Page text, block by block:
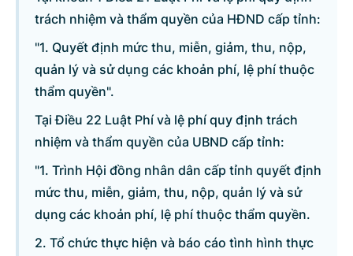
Danh sách câu hỏi
Câu hỏi xem nhiều nhất
trách nhiệm và thẩm quyền của HĐND cấp tỉnh:
"1. Quyết định mức thu, miễn, giảm, thu, nộp,
quản lý và sử dụng các khoản phí, lệ phí thuộc
thẩm quyền".
Tại Điều 22 Luật Phí và lệ phí quy định trách
nhiệm và thẩm quyền của UBND cấp tỉnh:
"1. Trình Hội đồng nhân dân cấp tỉnh quyết định
mức thu, miễn, giảm, thu, nộp, quản lý và sử
dụng các khoản phí, lệ phí thuộc thẩm quyền.
2. Tổ chức thực hiện và báo cáo tình hình thực